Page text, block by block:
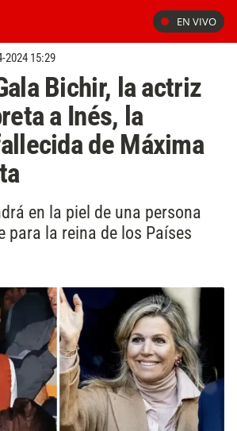
EN VIVO
2024 15:29
Bichir, la actriz
a Inés, la
de Máxima
en la piel de una persona
para la reina de los Países